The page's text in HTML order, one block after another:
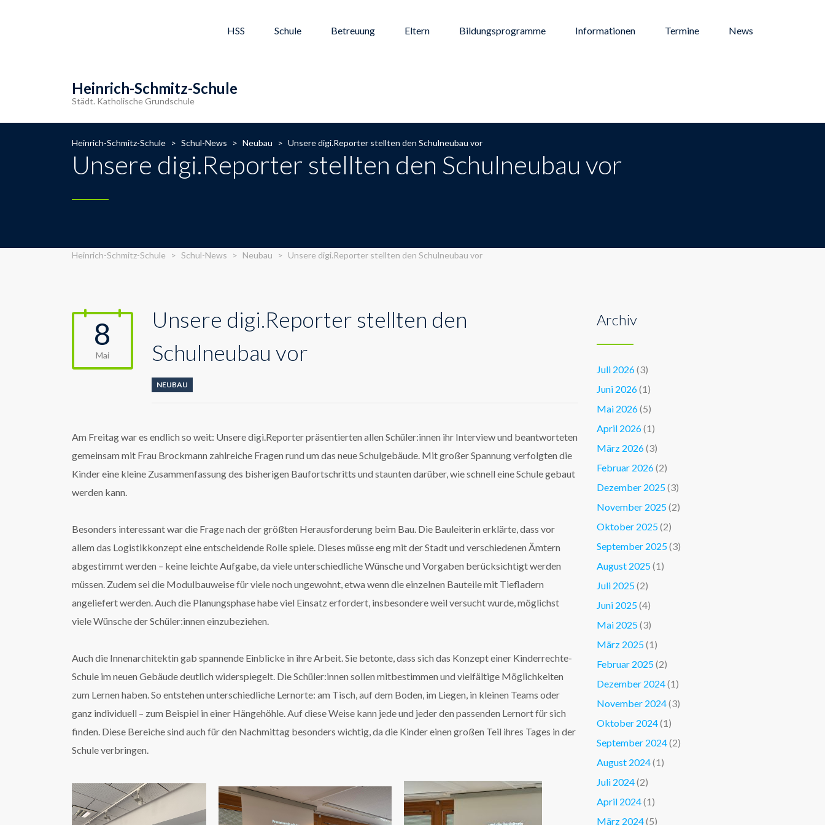
HSS Schule Betreuung Eltern Bildungsprogramme Informationen Termine News
Heinrich-Schmitz-Schule
Städt. Katholische Grundschule
Heinrich-Schmitz-Schule > Schul-News > Neubau > Unsere digi.Reporter stellten den Schulneubau vor
Unsere digi.Reporter stellten den Schulneubau vor
Heinrich-Schmitz-Schule > Schul-News > Neubau > Unsere digi.Reporter stellten den Schulneubau vor
8
Mai
Unsere digi.Reporter stellten den
Schulneubau vor
NEUBAU
Am Freitag war es endlich so weit: Unsere digi.Reporter präsentierten allen Schüler:innen ihr Interview und beantworteten
gemeinsam mit Frau Brockmann zahlreiche Fragen rund um das neue Schulgebäude. Mit großer Spannung verfolgten die
Kinder eine kleine Zusammenfassung des bisherigen Baufortschritts und staunten darüber, wie schnell eine Schule gebaut
werden kann.
Besonders interessant war die Frage nach der größten Herausforderung beim Bau. Die Bauleiterin erklärte, dass vor
allem das Logistikkonzept eine entscheidende Rolle spiele. Dieses müsse eng mit der Stadt und verschiedenen Ämtern
abgestimmt werden – keine leichte Aufgabe, da viele unterschiedliche Wünsche und Vorgaben berücksichtigt werden
müssen. Zudem sei die Modulbauweise für viele noch ungewohnt, etwa wenn die einzelnen Bauteile mit Tiefladern
angeliefert werden. Auch die Planungsphase habe viel Einsatz erfordert, insbesondere weil versucht wurde, möglichst
viele Wünsche der Schüler:innen einzubeziehen.
Auch die Innenarchitektin gab spannende Einblicke in ihre Arbeit. Sie betonte, dass sich das Konzept einer Kinderrechte-
Schule im neuen Gebäude deutlich widerspiegelt. Die Schüler:innen sollen mitbestimmen und vielfältige Möglichkeiten
zum Lernen haben. So entstehen unterschiedliche Lernorte: am Tisch, auf dem Boden, im Liegen, in kleinen Teams oder
ganz individuell – zum Beispiel in einer Hängehöhle. Auf diese Weise kann jede und jeder den passenden Lernort für sich
finden. Diese Bereiche sind auch für den Nachmittag besonders wichtig, da die Kinder einen großen Teil ihres Tages in der
Schule verbringen.
Archiv
Juli 2026(3)
Juni 2026(1)
Mai 2026(5)
April 2026(1)
März 2026(3)
Februar 2026(2)
Dezember 2025(3)
November 2025(2)
Oktober 2025(2)
September 2025(3)
August 2025(1)
Juli 2025(2)
Juni 2025(4)
Mai 2025(3)
März 2025(1)
Februar 2025(2)
Dezember 2024(1)
November 2024(3)
Oktober 2024(1)
September 2024(2)
August 2024(1)
Juli 2024(2)
April 2024(1)
März 2024(5)